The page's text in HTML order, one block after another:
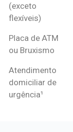
(exceto
flexíveis)
Placa de ATM
ou Bruxismo
Atendimento
domiciliar de
urgência¹